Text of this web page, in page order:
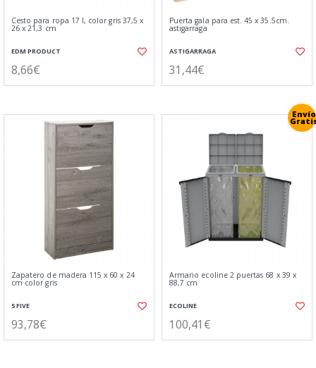
Cesto para ropa 17 l, color gris 37,5 x
26 x 21,3 cm
EDM PRODUCT
8,66€
Puerta gala para est. 45 x 35.5cm.
astigarraga
ASTIGARRAGA
31,44€
Zapatero de madera 115 x 60 x 24
cm color gris
5 FIVE
93,78€
Envío
Armario ecoline 2 puertas 68 x 39 x
88,7 cm
ECOLINE
100,41€